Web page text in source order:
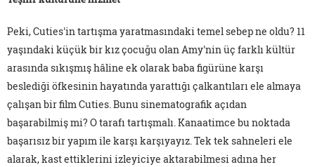
Peki, Cuties'in tartışma yaratmasındaki temel sebep ne oldu? 11
yaşındaki küçük bir kız çocuğu olan Amy'nin üç farklı kültür
arasında sıkışmış hâline ek olarak baba figürüne karşı
beslediği öfkesinin hayatında yarattığı çalkantıları ele almaya
çalışan bir film Cuties. Bunu sinematografik açıdan
başarabilmiş mi? O tarafı tartışmalı. Kanaatimce bu noktada
başarısız bir yapım ile karşı karşıyayız. Tek tek sahneleri ele
alarak, kast ettiklerini izleyiciye aktarabilmesi adına her